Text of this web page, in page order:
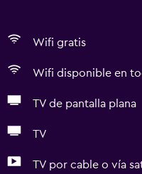
Wifi gratis
Wifi disponible en
TV de pantalla plana
TV
TV por cable o vía